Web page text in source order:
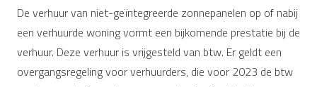
De verhuur van niet-geïntegreerde zonnepanelen op of nabij
een verhuurde woning vormt een bijkomende prestatie bij de
verhuur. Deze verhuur is vrijgesteld van btw. Er geldt een
overgangsregeling voor verhuurders, die voor 2023 de btw